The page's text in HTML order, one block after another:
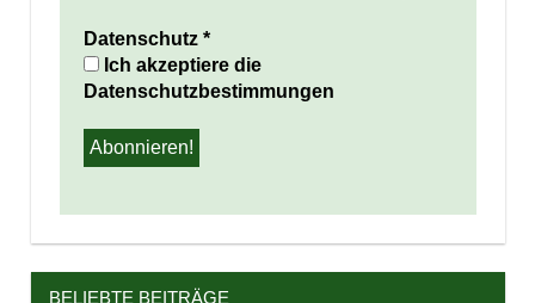
Datenschutz *
Ich akzeptiere die
Datenschutzbestimmungen
BELIEBTE BEITRÄGE